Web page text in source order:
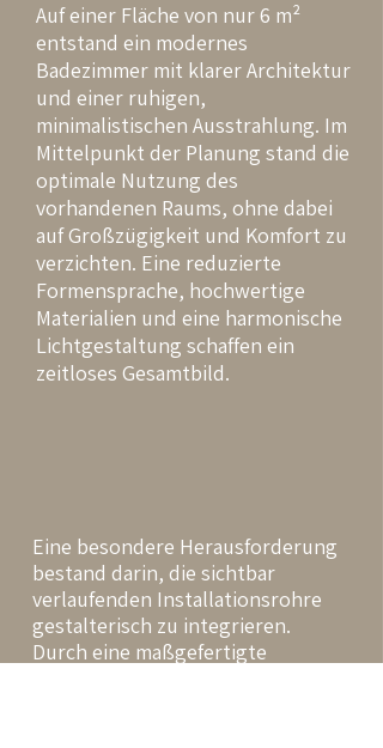
Auf einer Fläche von nur 6 m²
entstand ein modernes
Badezimmer mit klarer Architektur
und einer ruhigen,
minimalistischen Ausstrahlung. Im
Mittelpunkt der Planung stand die
optimale Nutzung des
vorhandenen Raums, ohne dabei
auf Großzügigkeit und Komfort zu
verzichten. Eine reduzierte
Formensprache, hochwertige
Materialien und eine harmonische
Lichtgestaltung schaffen ein
zeitloses Gesamtbild.
Eine besondere Herausforderung
bestand darin, die sichtbar
verlaufenden Installationsrohre
gestalterisch zu integrieren.
Durch eine maßgefertigte